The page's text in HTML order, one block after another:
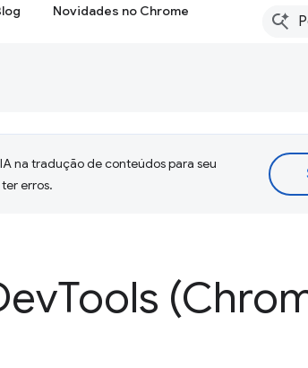
Novidades no Chrome
na tradução de conteúdos para seu
erros.
Tools